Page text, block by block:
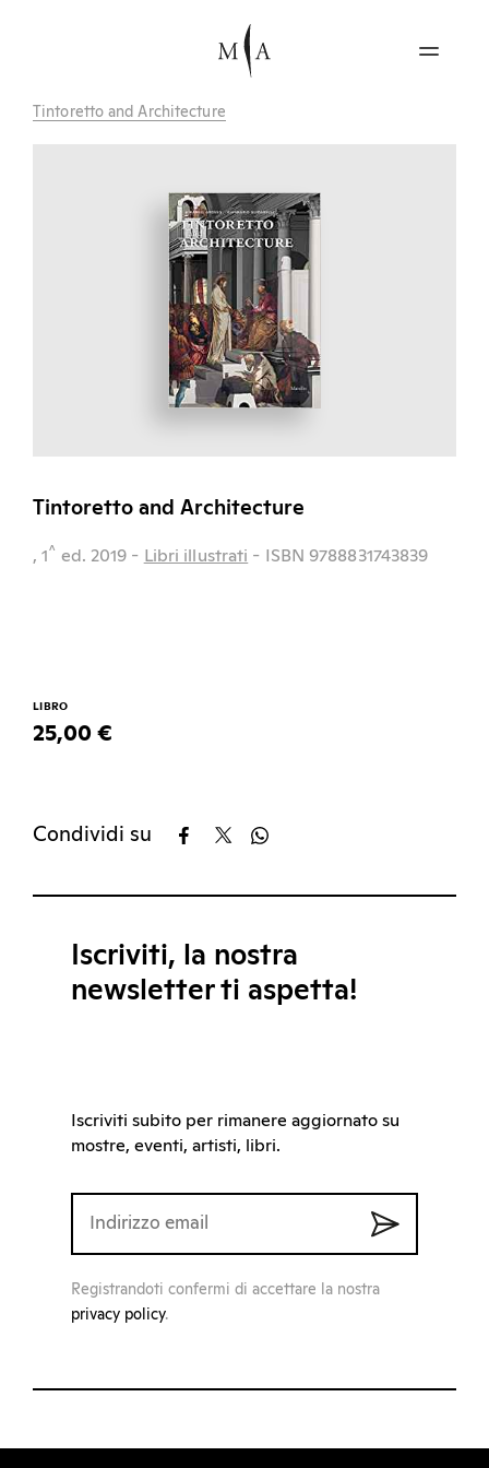
Tintoretto and Architecture
Tintoretto and Architecture
, 1^ ed. 2019 - Libri illustrati - ISBN 9788831743839
LIBRO
25,00 €
Condividi su
Iscriviti, la nostra
newsletter ti aspetta!
Iscriviti subito per rimanere aggiornato su
mostre, eventi, artisti, libri.
Registrandoti confermi di accettare la nostra
privacy policy.